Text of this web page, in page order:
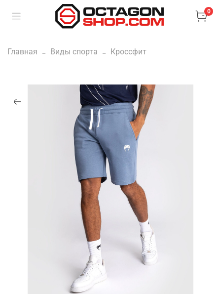
0
Главная Виды спорта Кроссфит